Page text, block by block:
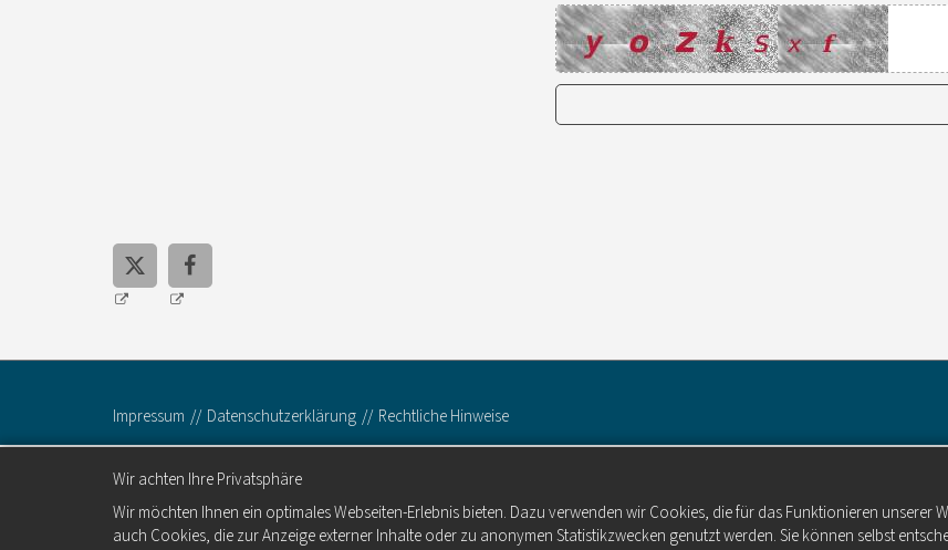
Wir achten Ihre Privatsphäre
Wir möchten Ihnen ein optimales Webseiten-Erlebnis bieten. Dazu verwenden wir Cookies, die für das Funktionieren unserer
auch Cookies, die zur Anzeige externer Inhalte oder zu anonymen Statistikzwecken genutzt werden. Sie können selbst
Impressum Datenschutzerklärung Rechtliche Hinweise